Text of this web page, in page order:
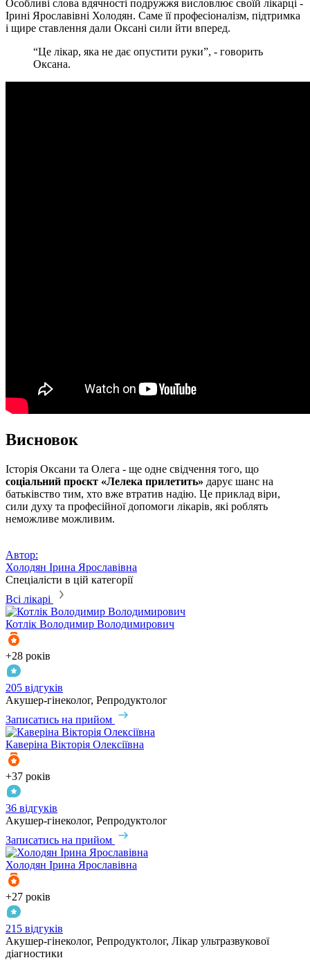
Особливі слова вдячності подружжя висловлює своїй лікарці -
Ірині Ярославівні Холодян. Саме її професіоналізм, підтримка
і щире ставлення дали Оксані сили йти вперед.
“Це лікар, яка не дає опустити руки”, - говорить
Оксана.
Висновок
Історія Оксани та Олега - ще одне свідчення того, що
соціальний проєкт «Лелека прилетить» дарує шанс на
батьківство тим, хто вже втратив надію. Це приклад віри,
сили духу та професійної допомоги лікарів, які роблять
неможливе можливим.
Автор:
Холодян Ірина Ярославівна
Спеціалісти в цій категорії
Всі лікарі
Котлік Володимир Володимирович
+28 років
205 відгуків
Акушер-гінеколог, Репродуктолог
Записатись на прийом
Каверіна Вікторія Олексіївна
+37 років
36 відгуків
Акушер-гінеколог, Репродуктолог
Записатись на прийом
Холодян Ірина Ярославівна
+27 років
215 відгуків
Акушер-гінеколог, Репродуктолог, Лікар ультразвукової
діагностики